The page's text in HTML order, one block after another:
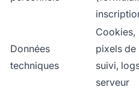
Données
techniques
Cookies,
pixels de
suivi,
serveur